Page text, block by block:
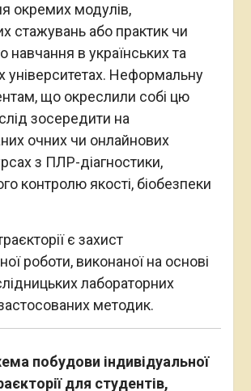
окремих модулів,
стажувань або практик чи
навчання в українських та
університетах. Неформальну
що окреслили собі цю
зосередити на
очних чи онлайнових
з ПЛР-діагностики,
контролю якості, біобезпеки
є захист
роботи, виконаної на основі
лабораторних
застосованих методик.
побудови індивідуальної
для студентів,